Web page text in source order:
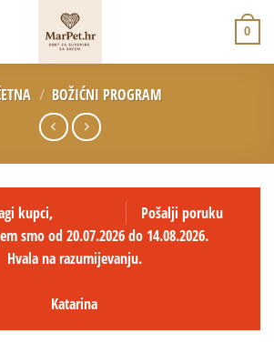
0
/ BOŽIĆNI PROGRAM
Pošalji poruku
kupci,
smo od 20.07.2026 do 14.08.2026.
Hvala na razumijevanju.
Katarina